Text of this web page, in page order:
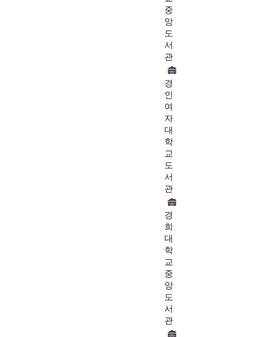
중
앙
도
서
관
경
인
여
자
대
학
교
도
서
관
경
희
대
학
교
중
앙
도
서
관